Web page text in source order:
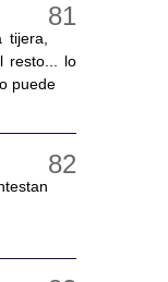
tijera,
resto... lo
puede